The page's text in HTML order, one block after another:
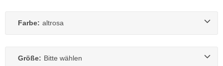
Farbe: altrosa
Größe: Bitte wählen